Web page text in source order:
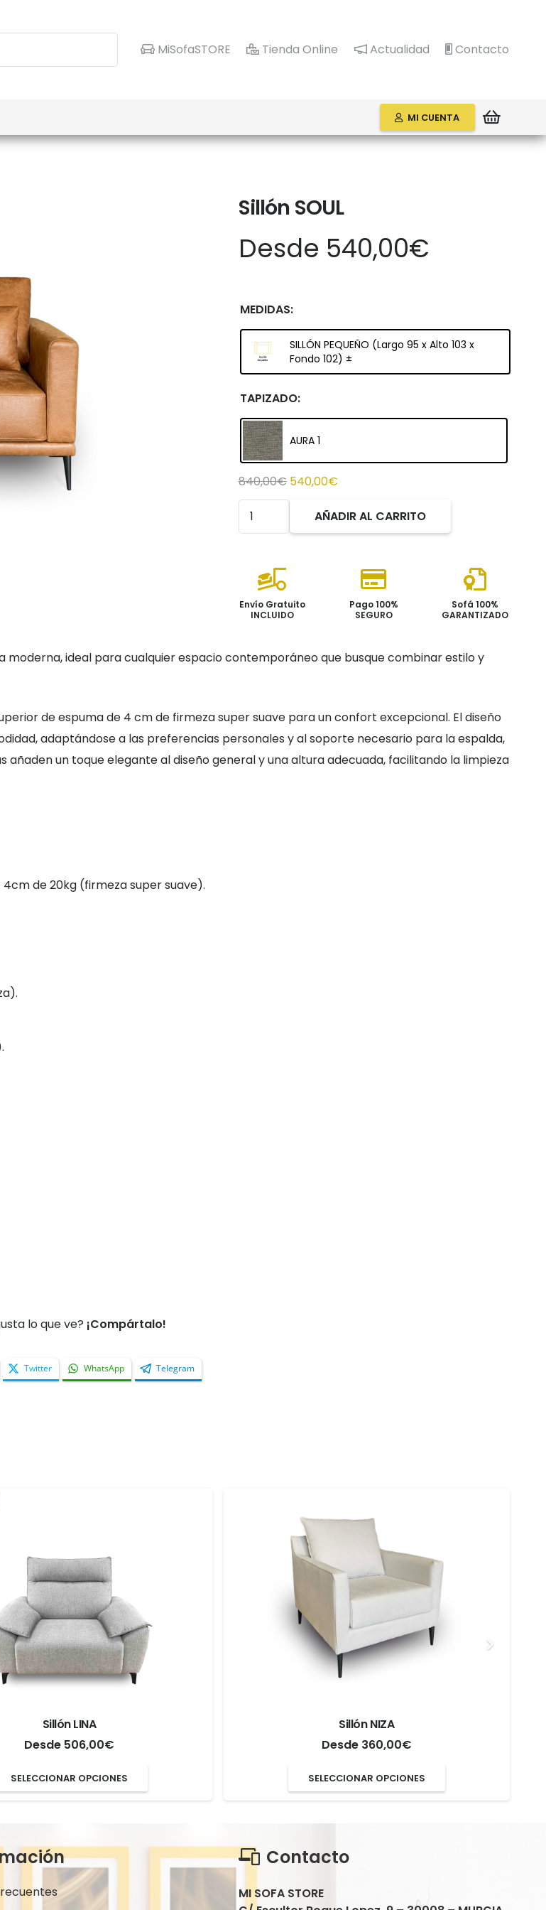
MiSofaSTORE Tienda Online Actualidad Contacto
MI CUENTA
Sillón SOUL
Desde 540,00€
MEDIDAS:
SILLÓN PEQUEÑO (Largo 95 x Alto 103 x
Fondo 102) ±
TAPIZADO:
AURA 1
840,00€ El
precio
original
540,00€El
actual
540,00€.
Sillón
SOUL
AÑADIR AL CARRITO
Envío Gratuito
INCLUIDO
Pago 100%
SEGURO
Sofá 100%
GARANTIZADO
moderna, ideal para cualquier espacio contemporáneo que busque combinar estilo y
de espuma de 4 cm de firmeza super suave para un confort excepcional. El diseño
adaptándose a las preferencias personales y al soporte necesario para la espalda,
añaden un toque elegante al diseño general y una altura adecuada, facilitando la limpieza
de 20kg (firmeza super suave).
lo que ve? ¡Compártalo!
Twitter WhatsApp Telegram
Sillón LINA
Desde 506,00€
SELECCIONAR OPCIONES
variantes.
Sillón NIZA
Desde 360,00€
SELECCIONAR OPCIONES
producto
Contacto
MI SOFA STORE